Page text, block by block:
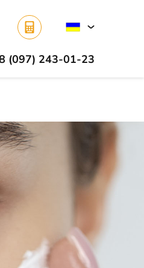
(097) 243-01-23